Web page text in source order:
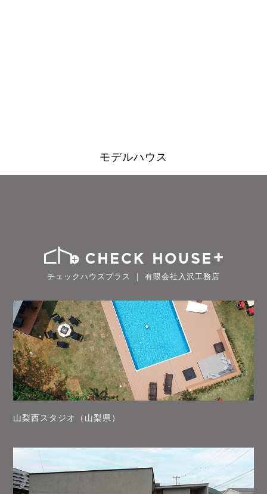
モデルハウス
チェックハウスプラス ｜ 有限会社入沢工務店
山梨西スタジオ（山梨県）